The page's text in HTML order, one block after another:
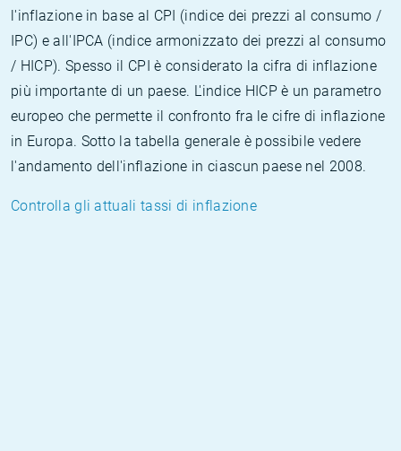
l'inflazione in base al CPI (indice dei prezzi al consumo /
IPC) e all'IPCA (indice armonizzato dei prezzi al consumo
/ HICP). Spesso il CPI è considerato la cifra di inflazione
più importante di un paese. L'indice HICP è un parametro
europeo che permette il confronto fra le cifre di inflazione
in Europa. Sotto la tabella generale è possibile vedere
l'andamento dell'inflazione in ciascun paese nel 2008.
Controlla gli attuali tassi di inflazione